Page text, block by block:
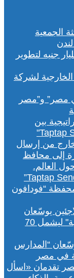
مصر تعلن ضخ 20 مليار جنيه لتطوير
مصر” و”مصر
شراكة بين ڤودافون مصر و”Taptap Send”
من 30 دولة لمحفظة “فودافون
“المدارس